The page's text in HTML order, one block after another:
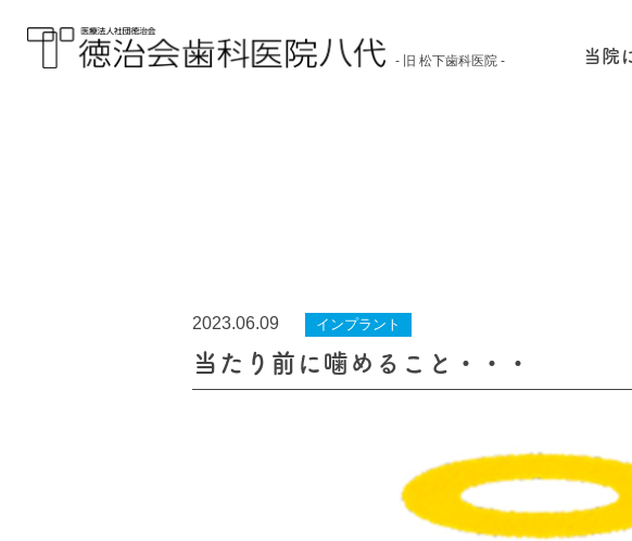
- 旧 松下歯科医院 - 当院
2023.06.09 インプラント
当たり前に噛めること・・・